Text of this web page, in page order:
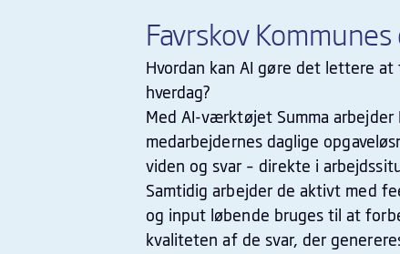
Favrskov
Hvordan kan AI gøre det lettere
hverdag?
Med AI-værktøjet Summa arbejder
medarbejdernes daglige
viden og svar – direkte i
Samtidig arbejder de aktivt med
og input løbende bruges til at
kvaliteten af de svar, der